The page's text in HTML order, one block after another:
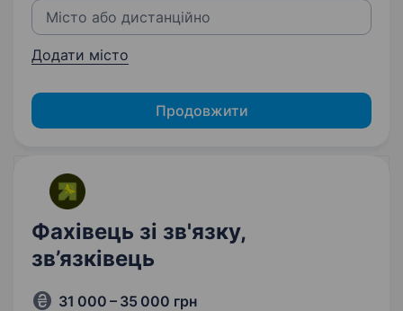
Додати місто
Продовжити
Фахівець зі зв'язку,
зв’язківець
31 000 – 35 000 грн